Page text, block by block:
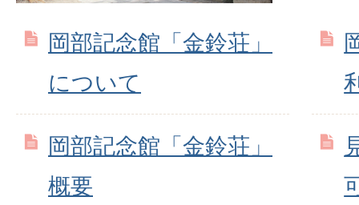
岡部記念館「金鈴荘」
について
岡部記念館「金鈴荘」
概要